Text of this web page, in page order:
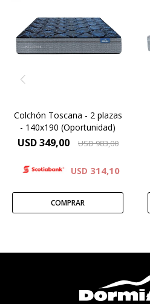
Altura de colchón 24cm.
Europillow con capas extras
de relleno en la parte
superior del colchón y tejido
Jackard que aporta una
Colchón Toscana - 2 plazas
- 140x190 (Oportunidad)
USD 349,00 USD983,00
USD 314,10